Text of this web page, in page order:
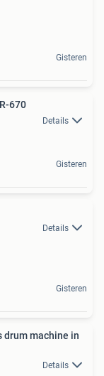
Gisteren
670
Details
Gisteren
Details
Gisteren
drum machine in
Details